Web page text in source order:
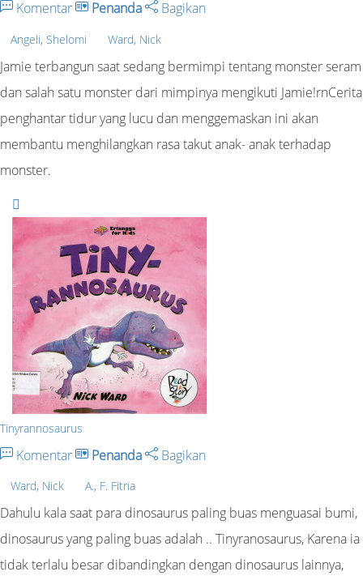
Komentar Penanda Bagikan
Angeli, Shelomi Ward, Nick
Jamie terbangun saat sedang bermimpi tentang monster seram
dan salah satu monster dari mimpinya mengikuti Jamie!rnCerita
penghantar tidur yang lucu dan menggemaskan ini akan
membantu menghilangkan rasa takut anak- anak terhadap
monster.
Tinyrannosaurus
Komentar Penanda Bagikan
Ward, Nick A., F. Fitria
Dahulu kala saat para dinosaurus paling buas menguasai bumi,
dinosaurus yang paling buas adalah .. Tinyranosaurus, Karena ia
tidak terlalu besar dibandingkan dengan dinosaurus lainnya,